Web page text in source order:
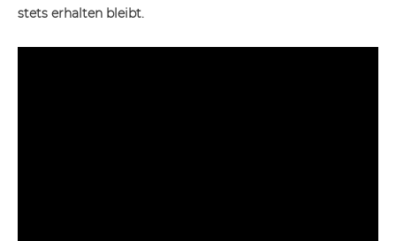
stets erhalten bleibt.